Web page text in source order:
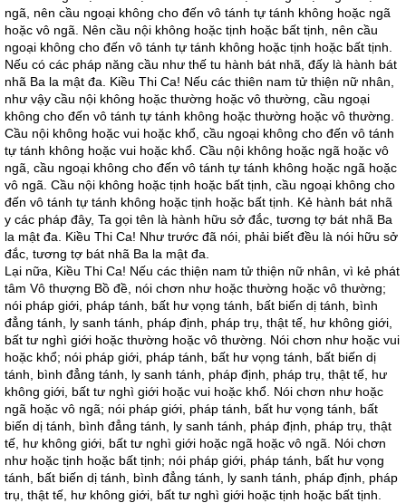
ngã, nên cầu ngoại không cho đến vô tánh tự tánh không hoặc ngã
hoặc vô ngã. Nên cầu nội không hoặc tịnh hoặc bất tịnh, nên cầu
ngoại không cho đến vô tánh tự tánh không hoặc tịnh hoặc bất tịnh.
Nếu có các pháp năng cầu như thế tu hành bát nhã, đấy là hành bát
nhã Ba la mật đa. Kiều Thi Ca! Nếu các thiên nam tử thiện nữ nhân,
như vậy cầu nội không hoặc thường hoặc vô thường, cầu ngoại
không cho đến vô tánh tự tánh không hoặc thường hoặc vô thường.
Cầu nội không hoặc vui hoặc khổ, cầu ngoại không cho đến vô tánh
tự tánh không hoặc vui hoặc khổ. Cầu nội không hoặc ngã hoặc vô
ngã, cầu ngoại không cho đến vô tánh tự tánh không hoặc ngã hoặc
vô ngã. Cầu nội không hoặc tịnh hoặc bất tịnh, cầu ngoại không cho
đến vô tánh tự tánh không hoặc tịnh hoặc bất tịnh. Kẻ hành bát nhã
y các pháp đây, Ta gọi tên là hành hữu sở đắc, tương tợ bát nhã Ba
la mật đa. Kiều Thi Ca! Như trước đã nói, phải biết đều là nói hữu sở
đắc, tương tợ bát nhã Ba la mật đa.
Lại nữa, Kiều Thi Ca! Nếu các thiện nam tử thiện nữ nhân, vì kẻ phát
tâm Vô thượng Bồ đề, nói chơn như hoặc thường hoặc vô thường;
nói pháp giới, pháp tánh, bất hư vọng tánh, bất biến dị tánh, bình
đẳng tánh, ly sanh tánh, pháp định, pháp trụ, thật tế, hư không giới,
bất tư nghì giới hoặc thường hoặc vô thường. Nói chơn như hoặc vui
hoặc khổ; nói pháp giới, pháp tánh, bất hư vọng tánh, bất biến dị
tánh, bình đẳng tánh, ly sanh tánh, pháp định, pháp trụ, thật tế, hư
không giới, bất tư nghì giới hoặc vui hoặc khổ. Nói chơn như hoặc
ngã hoặc vô ngã; nói pháp giới, pháp tánh, bất hư vọng tánh, bất
biến dị tánh, bình đẳng tánh, ly sanh tánh, pháp định, pháp trụ, thật
tế, hư không giới, bất tư nghì giới hoặc ngã hoặc vô ngã. Nói chơn
như hoặc tịnh hoặc bất tịnh; nói pháp giới, pháp tánh, bất hư vọng
tánh, bất biến dị tánh, bình đẳng tánh, ly sanh tánh, pháp định, pháp
trụ, thật tế, hư không giới, bất tư nghì giới hoặc tịnh hoặc bất tịnh.